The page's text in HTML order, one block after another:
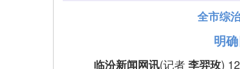
全市综
明
临汾新闻网讯(记者李羿玫)